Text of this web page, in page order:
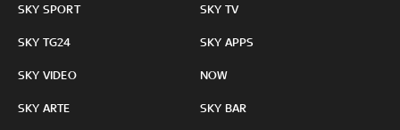
SKY SPORT
SKY TG24
SKY VIDEO
SKY ARTE
SKY TV
SKY APPS
NOW
SKY BAR